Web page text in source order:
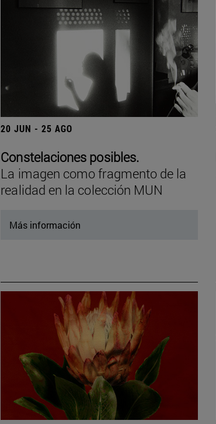
20 JUN - 25 AGO
Constelaciones posibles.
La imagen como fragmento de la
realidad en la colección MUN
Más información